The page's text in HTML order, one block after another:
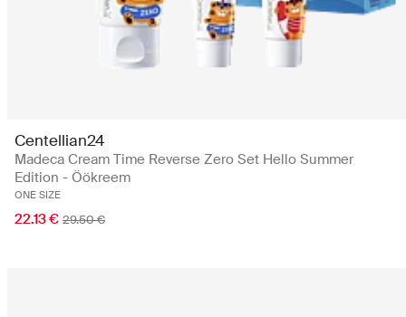
Centellian24
Madeca Cream Time Reverse Zero Set Hello Summer
Edition - Öökreem
ONE SIZE
22.13 € 29.50 €